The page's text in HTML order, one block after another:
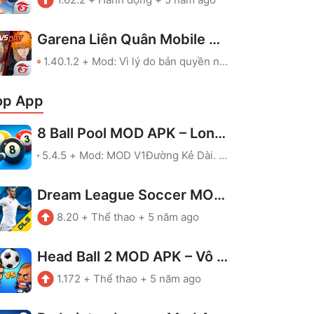
Garena Liên Quân Mobile MOD APK – Map, Full Skin
1.40.1.2 + Mod: Vì lý do bản quyền nên chúng tôi đã gỡ file MOD của game này. Bạn có thể ủng hộ nhà phát triển qua link tải ở Google Play.
App
8 Ball Pool MOD APK – Long Lines
5.4.5 + Mod: MOD V1Đường Kẻ Dài. Chơi cẩn thận, để tránh bị cấm!MOD V2Hiển thị hướng dẫn kẻ trong phòng không có hướng dẫn.MOD V3Hiển thị hướng dẫn kẻ trong phòng không có hướng dẫn.Chống cấmLeague được kích hoạt
Dream League Soccer MOD APK – Vô hạn tiền
8.20 + Thể thao + 5 năm ago
Head Ball 2 MOD APK – Vô hạn tiền
1.172 + Thể thao + 5 năm ago